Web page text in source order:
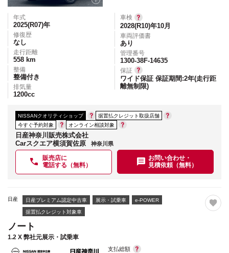
年式
2025(R07)年
修復歴
なし
走行距離
558 km
整備
整備付き
排気量
1200cc
車検
2028(R10)年10月
車両評価書
あり
管理番号
1300-38F-14635
保証
ワイド保証 保証期間:2年(走行距
離無制限)
NISSANクオリティショップ
据置払クレジット取扱店舗
今すぐ予約対象
オンライン相談対象
日産神奈川販売株式会社
Carスクエア横須賀佐原
神奈川県
販売店に
電話する（無料）
お問い合わせ・
見積依頼（無料）
日産 日産プレミアム認定中古車 展示・試乗車 e-POWER
据置払クレジット対象車
ノート
1.2 X 弊社元展示・試乗車
支払総額